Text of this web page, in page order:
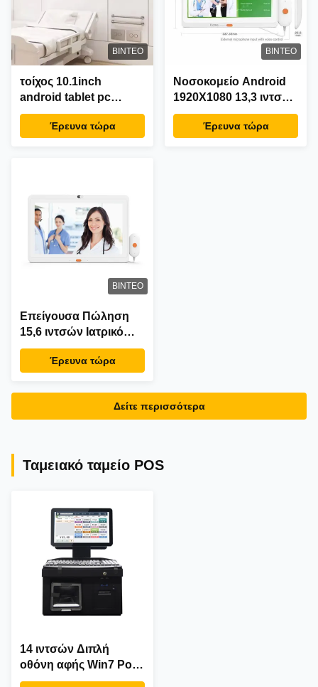
ΒΊΝΤΕΟ
τοίχος 10.1inch
android tablet pc
ιατρική φροντίδα wifi
POE 4G LTE κάμερα
Έρευνα τώρα
ΒΊΝΤΕΟ
Νοσοκομείο Android
1920X1080 13,3 ιντσών
Ιατρικό Ταμπλέτο με
Υπηρεσία Κέντρου
Έρευνα τώρα
ΒΊΝΤΕΟ
Επείγουσα Πώληση
15,6 ιντσών Ιατρικό
Νοσοκομειακό
Android Tablet PC
Τοποθέτησης POE
NFC Tablet Υγείας με
Έρευνα τώρα
Δείτε περισσότερα
Ταμειακό ταμείο POS
14 ιντσών Διπλή
οθόνη αφής Win7 Pos
ταμειακό μηχάνημα i3